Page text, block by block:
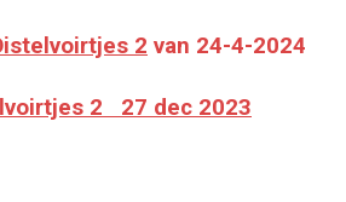
2 van 24-4-2024
2 27 dec 2023